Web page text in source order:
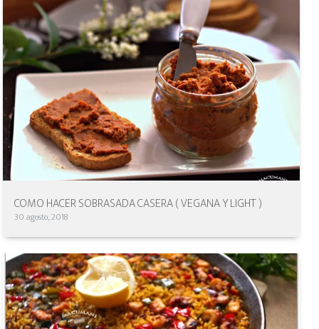
COMO HACER SOBRASADA CASERA ( VEGANA Y LIGHT )
30 agosto, 2018